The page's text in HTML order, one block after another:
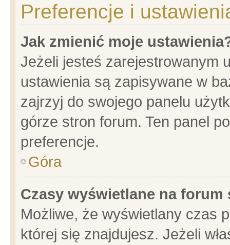
Preferencje i
Jak zmienić moje
Jeżeli jesteś zarejestrowanym
ustawienia są zapisywane w
zajrzyj do swojego panelu
górze stron forum. Ten panel
preferencje.
Góra
Czasy wyświetlane na forum
Możliwe, że wyświetlany czas
której się znajdujesz. Jeżeli